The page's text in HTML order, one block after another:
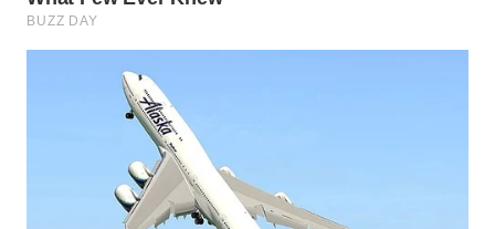
WN
TAPANULI